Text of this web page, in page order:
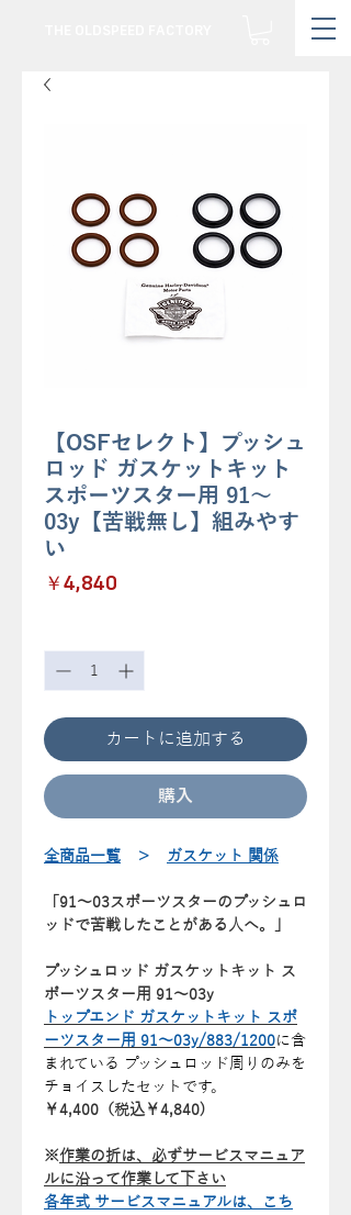
【OSFセレクト】プッシュ
ロッド ガスケットキット
スポーツスター用 91～
03y【苦戦無し】組みやす
い
￥4,840
カートに追加する
購入
全商品一覧 ＞ ガスケット 関係
「91～03スポーツスターのプッシュロ
ッドで苦戦したことがある人へ。」
プッシュロッド ガスケットキット ス
ポーツスター用 91～03y
トップエンド ガスケットキット スポ
ーツスター用 91～03y/883/1200に含
まれている プッシュロッド周りのみを
チョイスしたセットです。
￥4,400（税込￥4,840)
※作業の折は、必ずサービスマニュア
ルに沿って作業して下さい
各年式 サービスマニュアルは、こち